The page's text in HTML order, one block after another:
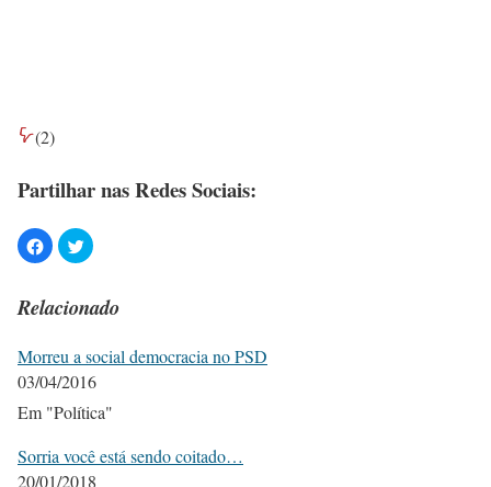
(2)
Partilhar nas Redes Sociais:
Relacionado
Morreu a social democracia no PSD
03/04/2016
Em "Política"
Sorria você está sendo coitado…
20/01/2018